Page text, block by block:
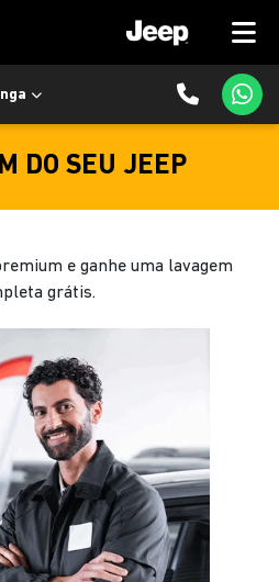
DO SEU JEEP
e ganhe uma lavagem
grátis.